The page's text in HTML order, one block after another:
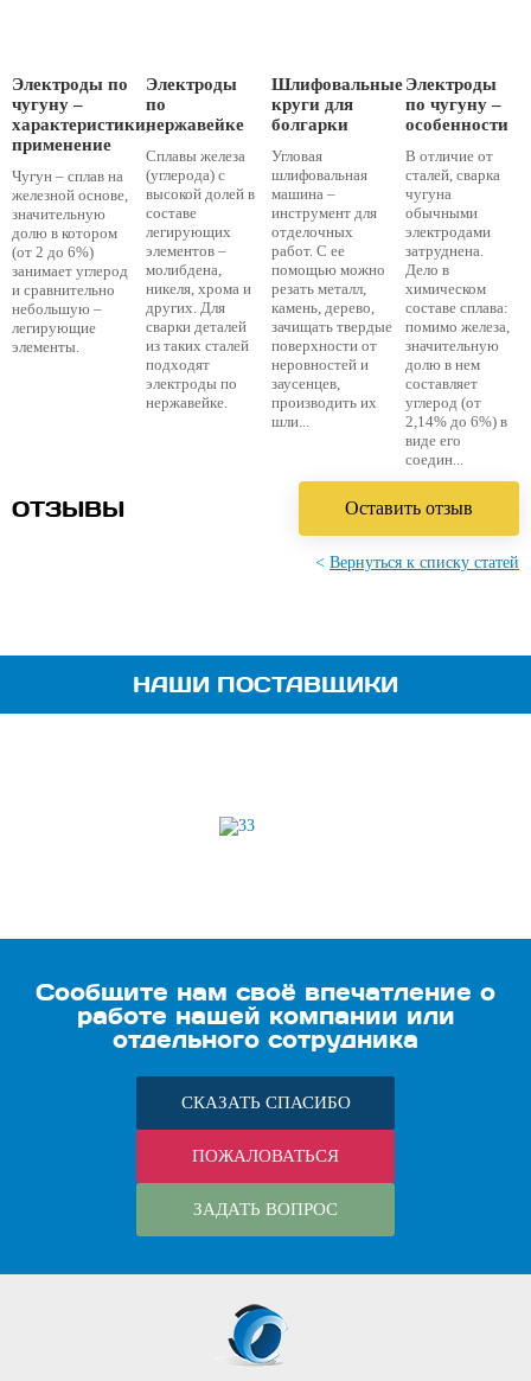
Электроды по
чугуну –
характеристики,
применение
Чугун – сплав на
железной основе,
значительную
долю в котором
(от 2 до 6%)
занимает углерод
и сравнительно
небольшую –
легирующие
элементы.
Электроды
по
нержавейке
Сплавы железа
(углерода) с
высокой долей в
составе
легирующих
элементов –
молибдена,
никеля, хрома и
других. Для
сварки деталей
из таких сталей
подходят
электроды по
нержавейке.
Шлифовальные
круги для
болгарки
Угловая
шлифовальная
машина –
инструмент для
отделочных
работ. С ее
помощью можно
резать металл,
камень, дерево,
зачищать твердые
поверхности от
неровностей и
заусенцев,
производить их
шли...
Электроды
по чугуну –
особенности
В отличие от
сталей, сварка
чугуна
обычными
электродами
затруднена.
Дело в
химическом
составе сплава:
помимо железа,
значительную
долю в нем
составляет
углерод (от
2,14% до 6%) в
виде его
соедин...
ОТЗЫВЫ Оставить отзыв
< Вернуться к списку статей
НАШИ ПОСТАВЩИКИ
Сообщите нам своё впечатление о
работе нашей компании или
отдельного сотрудника
СКАЗАТЬ СПАСИБО
ПОЖАЛОВАТЬСЯ
ЗАДАТЬ ВОПРОС